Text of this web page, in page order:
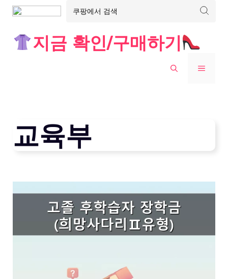
지금 확인/구매하기
MENU
교육부